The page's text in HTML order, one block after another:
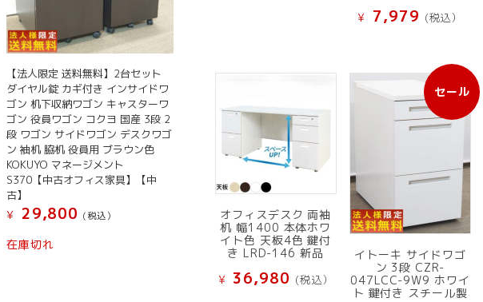
【法人限定 送料無料】2台セット
ダイヤル錠 カギ付き インサイドワ
ゴン 机下収納ワゴン キャスターワ
ゴン 役員ワゴン コクヨ 国産 3段 2
段 ワゴン サイドワゴン デスクワゴ
ン 袖机 脇机 役員用 ブラウン色
KOKUYO マネージメント
S370【中古オフィス家具】【中
古】
¥
29,800 (税込）
在庫切れ
¥ 7,979 (税込）
オフィスデスク 両袖
机 幅1400 本体ホワ
イト色 天板4色 鍵付
き LRD-146 新品
¥ 36,980 (税込）
セール
販
売
中
品
イトーキ サイドワゴ
ン 3段 CZR-
047LCC-9W9 ホワイ
ト 鍵付き スチール製